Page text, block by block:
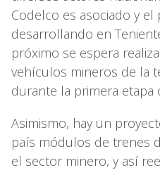
Codelco es asociado y
desarrollando en
próximo se espera
vehículos mineros de la
durante la primera etapa
Asimismo, hay un
país módulos de trenes
el sector minero, y así